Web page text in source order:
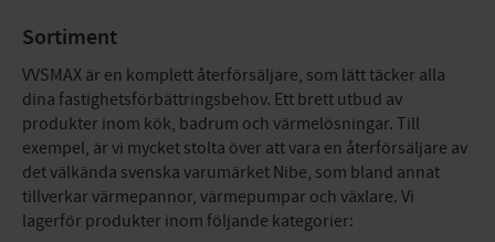
Sortiment
VVSMAX är en komplett återförsäljare, som lätt täcker alla
dina fastighetsförbättringsbehov. Ett brett utbud av
produkter inom kök, badrum och värmelösningar. Till
exempel, är vi mycket stolta över att vara en återförsäljare av
det välkända svenska varumärket Nibe, som bland annat
tillverkar värmepannor, värmepumpar och växlare. Vi
lagerför produkter inom följande kategorier: